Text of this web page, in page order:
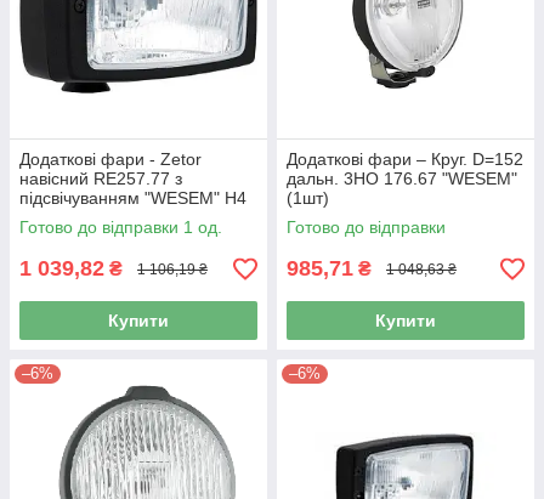
Додаткові фари - Zetor
навісний RE257.77 з
підсвічуванням "WESEM" H4
184 x 102 (1шт/уп.)
Готово до відправки 1 од.
1 039,82 ₴ 1 106,19 ₴
Купити
Додаткові фари – Круг. D=152
дальн. 3НО 176.67 "WESEM"
(1шт)
Готово до відправки
985,71 ₴ 1 048,63 ₴
Купити
–6% –6%